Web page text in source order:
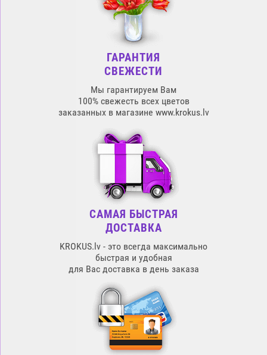
ГАРАНТИЯ
СВЕЖЕСТИ
Мы гарантируем Вам
100% свежесть всех цветов
заказанных в магазине www.krokus.lv
САМАЯ БЫСТРАЯ
ДОСТАВКА
KROKUS.lv - это всегда максимально
быстрая и удобная
для Вас доставка в день заказа